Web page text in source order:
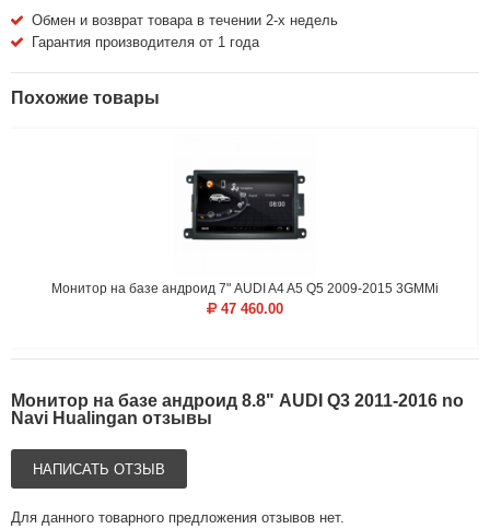
Обмен и возврат товара в течении 2-х недель
Гарантия производителя от 1 года
Похожие товары
Монитор на базе андроид 7" AUDI A4 A5 Q5 2009-2015 3GMMi
47 460.00
Монитор на базе андроид 8.8" AUDI Q3 2011-2016 no
Navi Hualingan отзывы
НАПИСАТЬ ОТЗЫВ
Для данного товарного предложения отзывов нет.